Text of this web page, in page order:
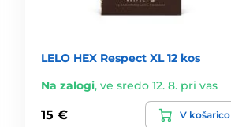
LELO HEX Respect XL 12 kos
Na zalogi, ve sredo 12. 8. pri vas
15 € V košarico